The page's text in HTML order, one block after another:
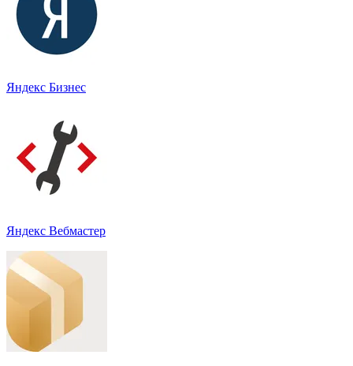
Яндекс Бизнес
Яндекс Вебмастер